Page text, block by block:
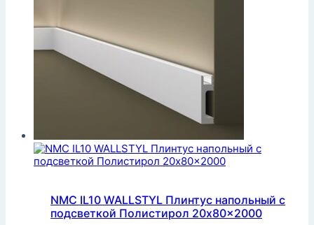
NMC IL10 WALLSTYL Плинтус напольный с
подсветкой Полистирол 20x80x2000